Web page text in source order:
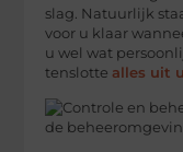
slag. Natuurlijk
voor u klaar
u wel wat
tenslotte alles uit